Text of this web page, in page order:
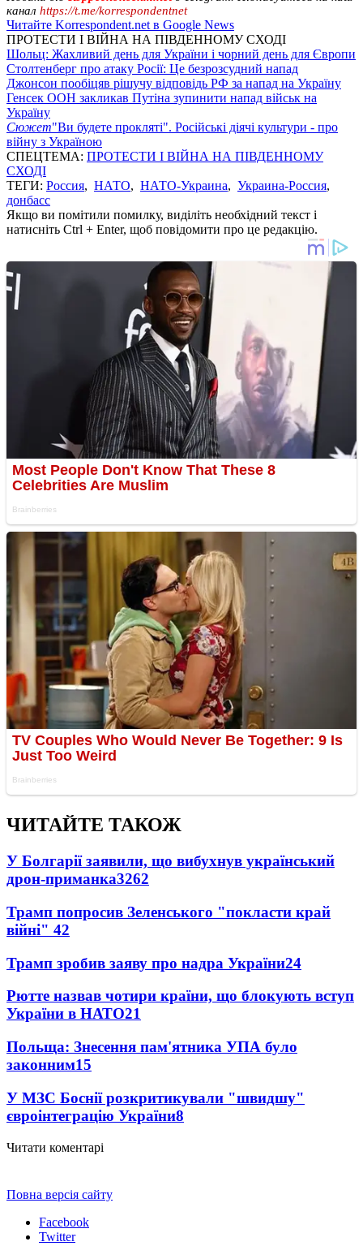
канал https://t.me/korrespondentnet
Читайте Korrespondent.net в Google News
ПРОТЕСТИ І ВІЙНА НА ПІВДЕННОМУ СХОДІ
Шольц: Жахливий день для України і чорний день для Європи
Столтенберг про атаку Росії: Це безрозсудний напад
Джонсон пообіцяв рішучу відповідь РФ за напад на Україну
Генсек ООН закликав Путіна зупинити напад військ на
Україну
Сюжет"Ви будете прокляті". Російські діячі культури - про
війну з Україною
СПЕЦТЕМА: ПРОТЕСТИ І ВІЙНА НА ПІВДЕННОМУ
СХОДІ
ТЕГИ: Россия, НАТО, НАТО-Украина, Украина-Россия,
донбасс
Якщо ви помітили помилку, виділіть необхідний текст і
натисніть Ctrl + Enter, щоб повідомити про це редакцію.
ЧИТАЙТЕ ТАКОЖ
У Болгарії заявили, що вибухнув український
дрон-приманка3262
Трамп попросив Зеленського "покласти край
війні" 42
Трамп зробив заяву про надра України24
Рютте назвав чотири країни, що блокують вступ
України в НАТО21
Польща: Знесення пам'ятника УПА було
законним15
У МЗС Боснії розкритикували "швидшу"
євроінтеграцію України8
Читати коментарі
Повна версія сайту
Facebook
Twitter